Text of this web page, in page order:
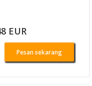
EUR
Pesan sekarang